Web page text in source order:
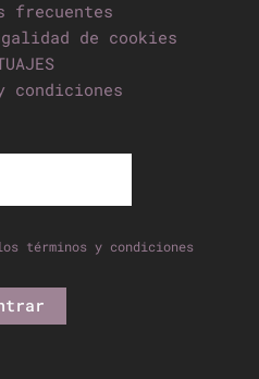
frecuentes
de cookies
condiciones
términos y condiciones